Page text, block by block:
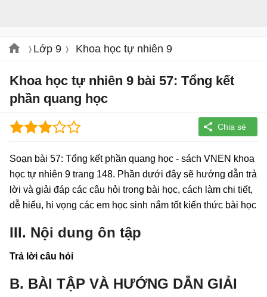
Lớp 9 Khoa học tự nhiên 9
Khoa học tự nhiên 9 bài 57: Tổng kết
phần quang học
Soạn bài 57: Tổng kết phần quang học - sách VNEN khoa
học tự nhiên 9 trang 148. Phần dưới đây sẽ hướng dẫn trả
lời và giải đáp các câu hỏi trong bài học, cách làm chi tiết,
dễ hiểu, hi vọng các em học sinh nắm tốt kiến thức bài học
III. Nội dung ôn tập
Trả lời câu hỏi
B. BÀI TẬP VÀ HƯỚNG DẪN GIẢI